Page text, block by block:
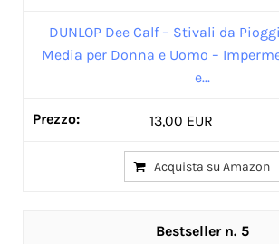
DUNLOP Dee Calf – Stivali da
Media per Donna e Uomo –
e...
13,00 EUR
Acquista su Amazon
5